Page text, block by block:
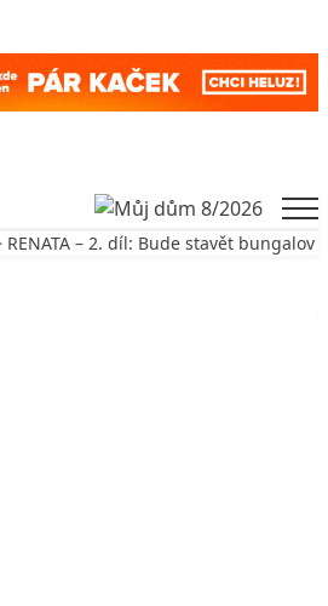
RENATA – 2. díl: Bude stavět bungalov